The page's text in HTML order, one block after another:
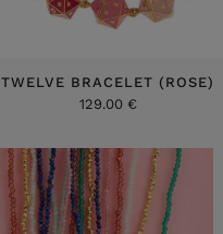
TWELVE BRACELET (ROSE)
129.00 €